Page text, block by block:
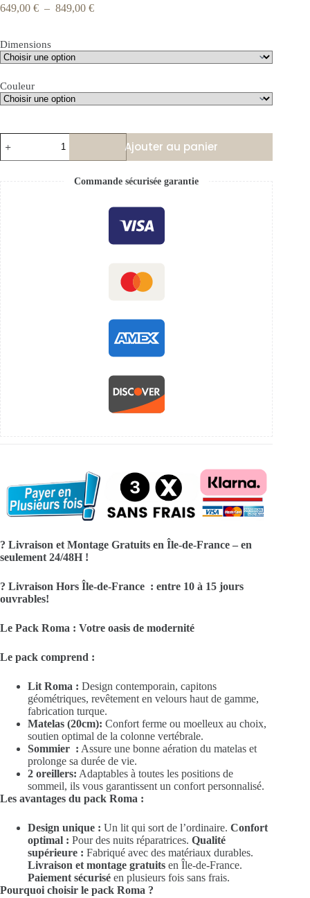
649,00 € – 849,00 €
Dimensions
Couleur
Ajouter au panier
Commande sécurisée garantie
? Livraison et Montage Gratuits en Île-de-France – en
seulement 24/48H !
? Livraison Hors Île-de-France : entre 10 à 15 jours
ouvrables!
Le Pack Roma : Votre oasis de modernité
Le pack comprend :
Lit Roma : Design contemporain, capitons
géométriques, revêtement en velours haut de gamme,
fabrication turque.
Matelas (20cm): Confort ferme ou moelleux au choix,
soutien optimal de la colonne vertébrale.
Sommier : Assure une bonne aération du matelas et
prolonge sa durée de vie.
2 oreillers: Adaptables à toutes les positions de
sommeil, ils vous garantissent un confort personnalisé.
Les avantages du pack Roma :
Design unique : Un lit qui sort de l’ordinaire. Confort
optimal : Pour des nuits réparatrices. Qualité
supérieure : Fabriqué avec des matériaux durables.
Livraison et montage gratuits en Île-de-France.
Paiement sécurisé en plusieurs fois sans frais.
Pourquoi choisir le pack Roma ?